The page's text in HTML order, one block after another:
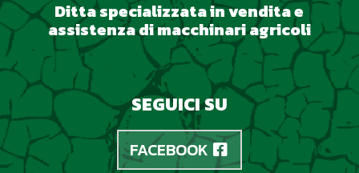
Ditta specializzata in vendita e
assistenza di macchinari agricoli
SEGUICI SU
FACEBOOK